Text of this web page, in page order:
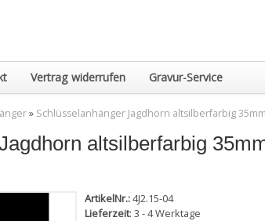
Vertrag widerrufen Gravur-Service
» Schlüsselanhänger Jagdhorn altsilberfarbig 35mm
altsilberfarbig
ArtikelNr.:4J2.15-04
Lieferzeit: 3 - 4 Werktage